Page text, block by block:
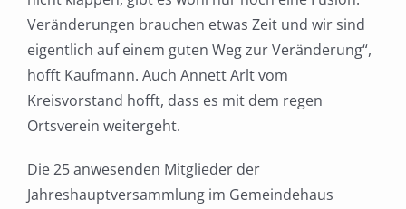
Veränderungen brauchen etwas Zeit und wir sind
eigentlich auf einem guten Weg zur Veränderung“,
hofft Kaufmann. Auch Annett Arlt vom
Kreisvorstand hofft, dass es mit dem regen
Ortsverein weitergeht.
Die 25 anwesenden Mitglieder der
Jahreshauptversammlung im Gemeindehaus